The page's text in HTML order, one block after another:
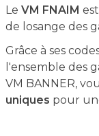
Le VM FNAIM
de losange des
Grâce à ses
l'ensemble des
VM BANNER,
uniques pour